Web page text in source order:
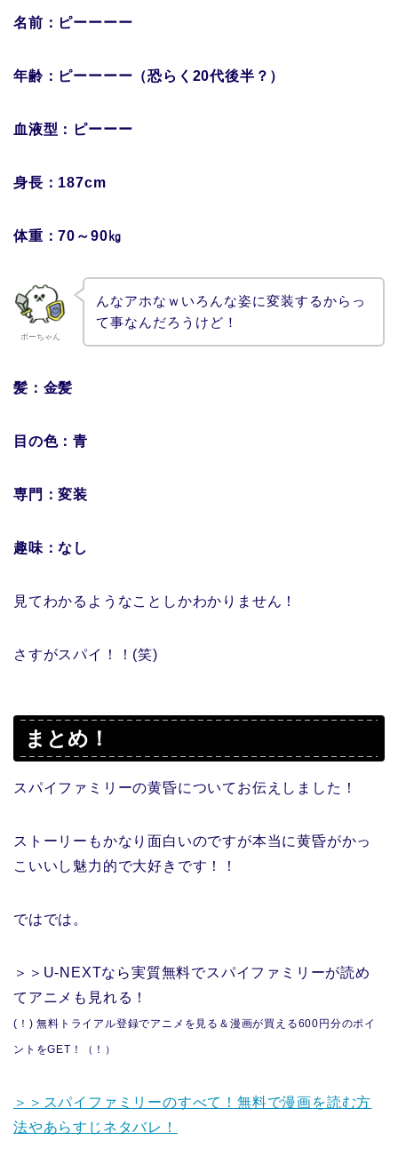
名前：ピーーーー
年齢：ピーーーー（恐らく20代後半？）
血液型：ピーーー
身長：187cm
体重：70～90㎏
ボーちゃん
んなアホなｗいろんな姿に変装するからっ
て事なんだろうけど！
髪：金髪
目の色：青
専門：変装
趣味：なし
見てわかるようなことしかわかりません！
さすがスパイ！！(笑)
まとめ！
スパイファミリーの黄昏についてお伝えしました！
ストーリーもかなり面白いのですが本当に黄昏がかっ
こいいし魅力的で大好きです！！
ではでは。
＞＞U-NEXTなら実質無料でスパイファミリーが読め
てアニメも見れる！
(！) 無料トライアル登録でアニメを見る＆漫画が買える600円分のポイ
ントをGET！（！）
＞＞スパイファミリーのすべて！無料で漫画を読む方
法やあらすじネタバレ！